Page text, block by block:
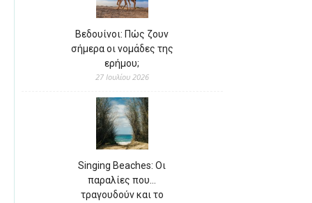
Βεδουίνοι: Πώς ζουν
σήμερα οι νομάδες της
ερήμου;
27 Ιουλίου 2026
Singing Beaches: Οι
παραλίες που…
τραγουδούν και το